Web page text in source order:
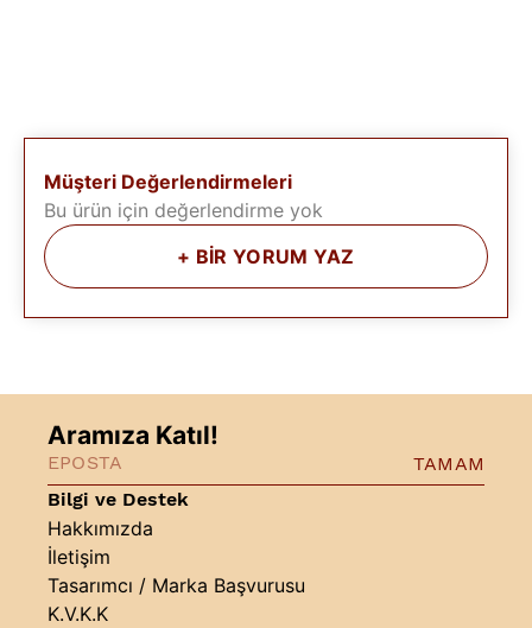
Müşteri Değerlendirmeleri
Bu ürün için değerlendirme yok
+ BİR YORUM YAZ
Bilgi ve Destek
Hakkımızda
İletişim
Tasarımcı / Marka Başvurusu
K.V.K.K
Aramıza Katıl!
TAMAM